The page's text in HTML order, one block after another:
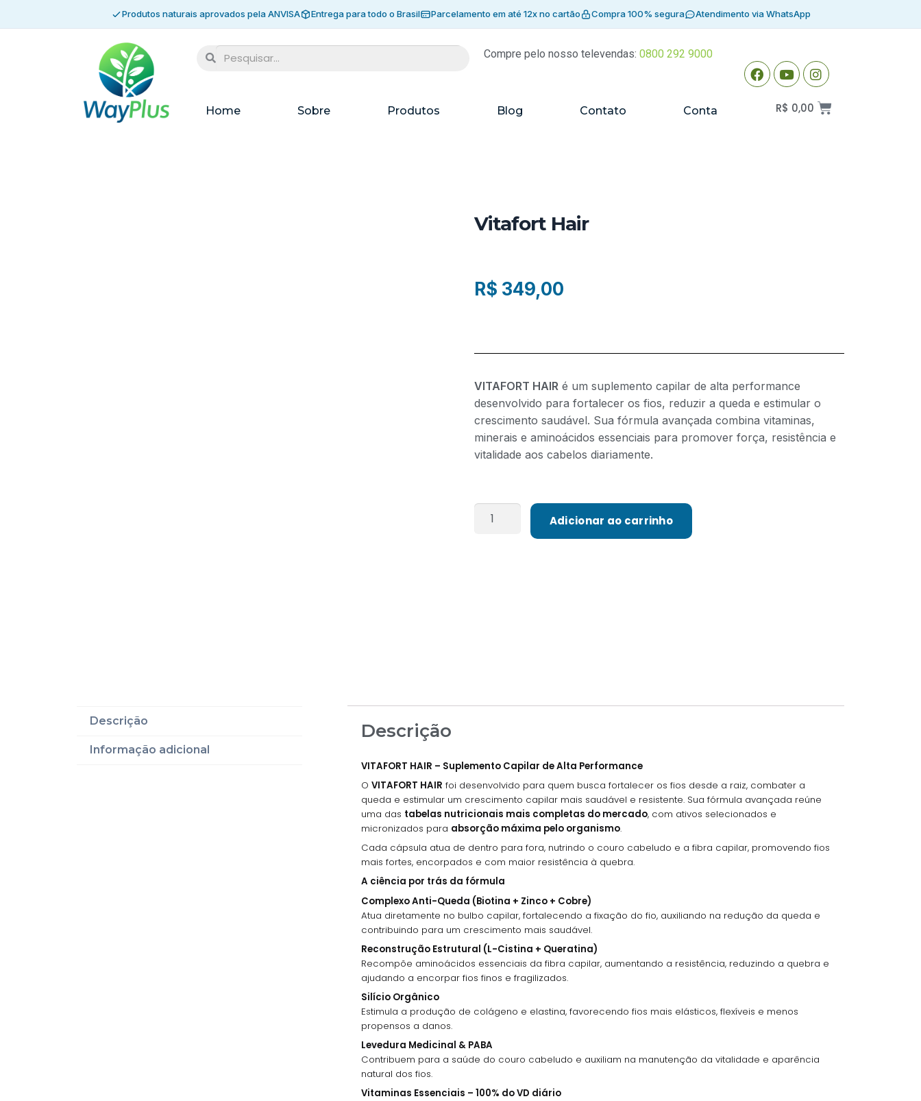
Produtos naturais aprovados pela ANVISA Entrega para todo o Brasil Parcelamento em até 12x no cartão Compra 100% segura Atendimento via WhatsApp
Compre pelo nosso televendas:0800 292 9000
Home Sobre Produtos Blog Contato Conta R$ 0,00
Vitafort Hair
R$ 349,00
VITAFORT HAIR é um suplemento capilar de alta performance
desenvolvido para fortalecer os fios, reduzir a queda e estimular o
crescimento saudável. Sua fórmula avançada combina vitaminas,
minerais e aminoácidos essenciais para promover força, resistência e
vitalidade aos cabelos diariamente.
Adicionar ao carrinho
Descrição
Informação adicional
Descrição
VITAFORT HAIR – Suplemento Capilar de Alta Performance
OVITAFORT HAIR foi desenvolvido para quem busca fortalecer os fios desde a raiz, combater a
queda e estimular um crescimento capilar mais saudável e resistente. Sua fórmula avançada reúne
uma das tabelas nutricionais mais completas do mercado, com ativos selecionados e
micronizados para absorção máxima pelo organismo.
Cada cápsula atua de dentro para fora, nutrindo o couro cabeludo e a fibra capilar, promovendo fios
mais fortes, encorpados e com maior resistência à quebra.
A ciência por trás da fórmula
Complexo Anti-Queda (Biotina + Zinco + Cobre)
Atua diretamente no bulbo capilar, fortalecendo a fixação do fio, auxiliando na redução da queda e
contribuindo para um crescimento mais saudável.
Reconstrução Estrutural (L-Cistina + Queratina)
Recompõe aminoácidos essenciais da fibra capilar, aumentando a resistência, reduzindo a quebra e
ajudando a encorpar fios finos e fragilizados.
Silício Orgânico
Estimula a produção de colágeno e elastina, favorecendo fios mais elásticos, flexíveis e menos
propensos a danos.
Levedura Medicinal & PABA
Contribuem para a saúde do couro cabeludo e auxiliam na manutenção da vitalidade e aparência
natural dos fios.
Vitaminas Essenciais – 100% do VD diário